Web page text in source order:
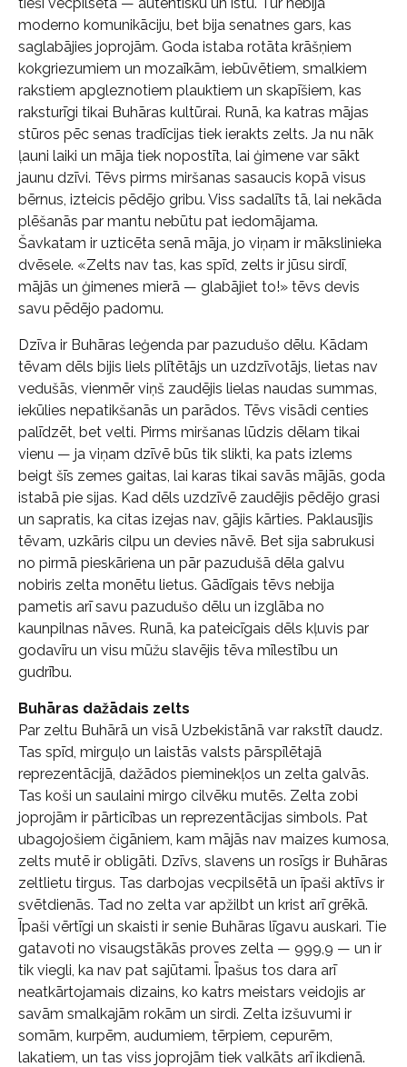
moderno komunikāciju, bet bija senatnes gars, kas
saglabājies joprojām. Goda istaba rotāta krāšņiem
kokgriezumiem un mozaīkām, iebūvētiem, smalkiem
rakstiem apgleznotiem plauktiem un skapīšiem, kas
raksturīgi tikai Buhāras kultūrai. Runā, ka katras mājas
stūros pēc senas tradīcijas tiek ierakts zelts. Ja nu nāk
ļauni laiki un māja tiek nopostīta, lai ģimene var sākt
jaunu dzīvi. Tēvs pirms miršanas sasaucis kopā visus
bērnus, izteicis pēdējo gribu. Viss sadalīts tā, lai nekāda
plēšanās par mantu nebūtu pat iedomājama.
Šavkatam ir uzticēta senā māja, jo viņam ir mākslinieka
dvēsele. «Zelts nav tas, kas spīd, zelts ir jūsu sirdī,
mājās un ģimenes mierā — glabājiet to!» tēvs devis
savu pēdējo padomu.
Dzīva ir Buhāras leģenda par pazudušo dēlu. Kādam
tēvam dēls bijis liels plītētājs un uzdzīvotājs, lietas nav
vedušās, vienmēr viņš zaudējis lielas naudas summas,
iekūlies nepatikšanās un parādos. Tēvs visādi centies
palīdzēt, bet velti. Pirms miršanas lūdzis dēlam tikai
vienu — ja viņam dzīvē būs tik slikti, ka pats izlems
beigt šīs zemes gaitas, lai karas tikai savās mājās, goda
istabā pie sijas. Kad dēls uzdzīvē zaudējis pēdējo grasi
un sapratis, ka citas izejas nav, gājis kārties. Paklausījis
tēvam, uzkāris cilpu un devies nāvē. Bet sija sabrukusi
no pirmā pieskāriena un pār pazudušā dēla galvu
nobiris zelta monētu lietus. Gādīgais tēvs nebija
pametis arī savu pazudušo dēlu un izglāba no
kaunpilnas nāves. Runā, ka pateicīgais dēls kļuvis par
godavīru un visu mūžu slavējis tēva mīlestību un
gudrību.
Buhāras dažādais zelts
Par zeltu Buhārā un visā Uzbekistānā var rakstīt daudz.
Tas spīd, mirguļo un laistās valsts pārspīlētajā
reprezentācijā, dažādos pieminekļos un zelta galvās.
Tas koši un saulaini mirgo cilvēku mutēs. Zelta zobi
joprojām ir pārticības un reprezentācijas simbols. Pat
ubagojošiem čigāniem, kam mājās nav maizes kumosa,
zelts mutē ir obligāti. Dzīvs, slavens un rosīgs ir Buhāras
zeltlietu tirgus. Tas darbojas vecpilsētā un īpaši aktīvs ir
svētdienās. Tad no zelta var apžilbt un krist arī grēkā.
Īpaši vērtīgi un skaisti ir senie Buhāras līgavu auskari. Tie
gatavoti no visaugstākās proves zelta — 999,9 — un ir
tik viegli, ka nav pat sajūtami. Īpašus tos dara arī
neatkārtojamais dizains, ko katrs meistars veidojis ar
savām smalkajām rokām un sirdi. Zelta izšuvumi ir
somām, kurpēm, audumiem, tērpiem, cepurēm,
lakatiem, un tas viss joprojām tiek valkāts arī ikdienā.